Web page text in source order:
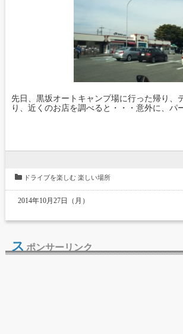
先日、黒坂オートキャンプ場に行った帰り、
り、近くのお店を調べると・・・意外に、パ
ドライブを楽しむ 楽しい場所
2014年10月27日（月）
ス ポンサーリンク